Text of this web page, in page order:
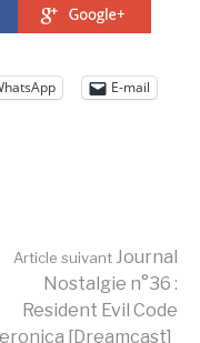
E-mail
Article suivant Journal
Nostalgie n°36 :
Resident Evil Code
[Dreamcast]